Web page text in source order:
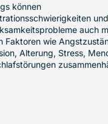
können
und
auch
Faktoren wie
Alterung, Stress,